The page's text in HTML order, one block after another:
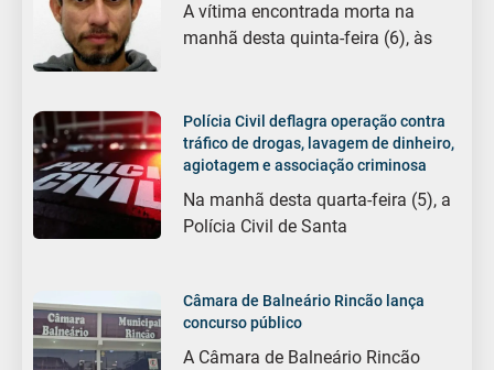
A vítima encontrada morta na
manhã desta quinta-feira (6), às
Polícia Civil deflagra operação contra
tráfico de drogas, lavagem de dinheiro,
agiotagem e associação criminosa
Na manhã desta quarta-feira (5), a
Polícia Civil de Santa
Câmara de Balneário Rincão lança
concurso público
A Câmara de Balneário Rincão